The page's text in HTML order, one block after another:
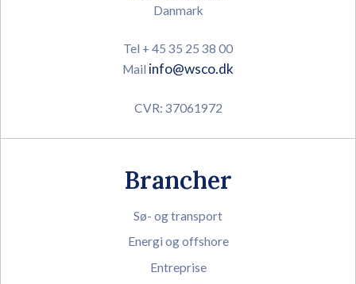
Danmark
Tel + 45 35 25 38 00
Mail info@wsco.dk
CVR: 37061972
Brancher
Sø- og transport
Energi og offshore
Entreprise